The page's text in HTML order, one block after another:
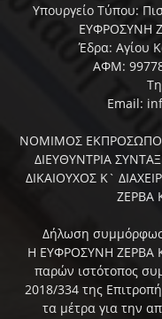
Υπουργείο Τύπου:
ΕΥΦΡΟΣΥΝΗ
Έδρα: Αγίου
ΑΦΜ:
Email:
ΝΟΜΙΜΟΣ
ΔΙΕΥΘΥΝΤΡΙΑ
ΔΙΚΑΙΟΥΧΟΣ Κ`
ΖΕΡΒΑ
Δήλωση
Η ΕΥΦΡΟΣΥΝΗ ΖΕΡΒΑ
παρών ιστότοπος
2018/334 της
τα μέτρα για την